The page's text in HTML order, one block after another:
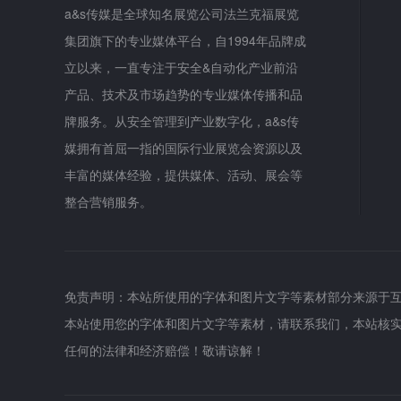
a&s传媒是全球知名展览公司法兰克福展览
集团旗下的专业媒体平台，自1994年品牌成
立以来，一直专注于安全&自动化产业前沿
产品、技术及市场趋势的专业媒体传播和品
牌服务。从安全管理到产业数字化，a&s传
媒拥有首屈一指的国际行业展览会资源以及
丰富的媒体经验，提供媒体、活动、展会等
整合营销服务。
免责声明：本站所使用的字体和图片文字等素材部分来源
本站使用您的字体和图片文字等素材，请联系我们，本站
任何的法律和经济赔偿！敬请谅解！